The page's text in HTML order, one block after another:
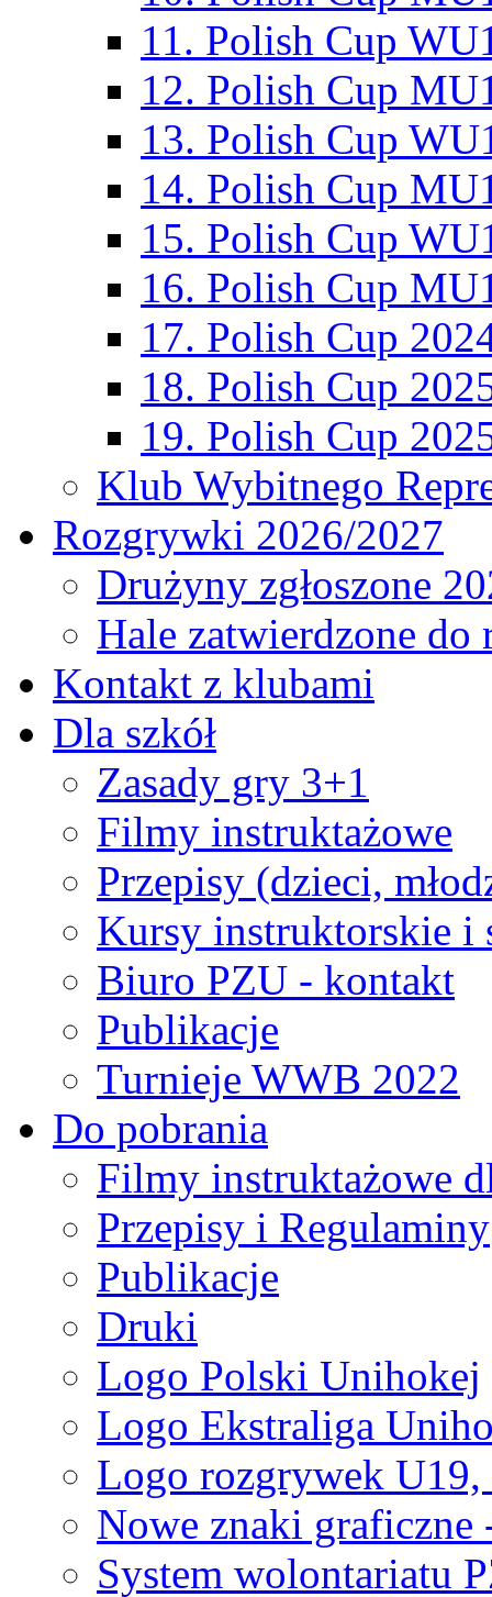
11. Polish Cup
12. Polish Cup
13. Polish Cup
14. Polish Cup
15. Polish Cup
16. Polish Cup
17. Polish Cup
18. Polish Cup
19. Polish Cup
Klub Wybitnego
Rozgrywki 2026/2027
Drużyny zgłoszone
Hale zatwierdzone
Kontakt z klubami
Dla szkół
Zasady gry 3+1
Filmy instruktażowe
Przepisy (dzieci,
Kursy instruktorskie i
Biuro PZU - kontakt
Publikacje
Turnieje WWB 2022
Do pobrania
Filmy instruktażowe
Przepisy i Regulaminy
Publikacje
Druki
Logo Polski Unihokej
Logo Ekstraliga
Logo rozgrywek
Nowe znaki graficzne
System wolontariatu